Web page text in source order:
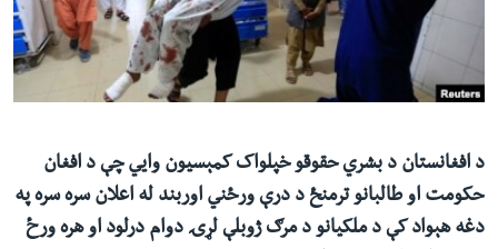
ځای
له مونږ سره په تماس کې پاتې شئ
ژبې
د افغانستان د بشري حقوقو خپلواک کمېسیون وايي چې د افغان
حکومت او طالبانو ترمنځ د درې ورځني اوربند له اعلان سره سره په
دغه هېواد کې د ملکيانو د مرګ ژوبلې لړۍ دوام درلود او هره ورځ